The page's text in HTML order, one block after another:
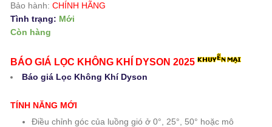
Bảo hành: CHÍNH HÃNG
Tình trạng: Mới
Còn hàng
BÁO GIÁ LỌC KHÔNG KHÍ DYSON 2025
Báo giá Lọc Không Khí Dyson
TÍNH NĂNG MỚI
Điều chỉnh góc của luồng gió ở 0°, 25°, 50° hoặc mô